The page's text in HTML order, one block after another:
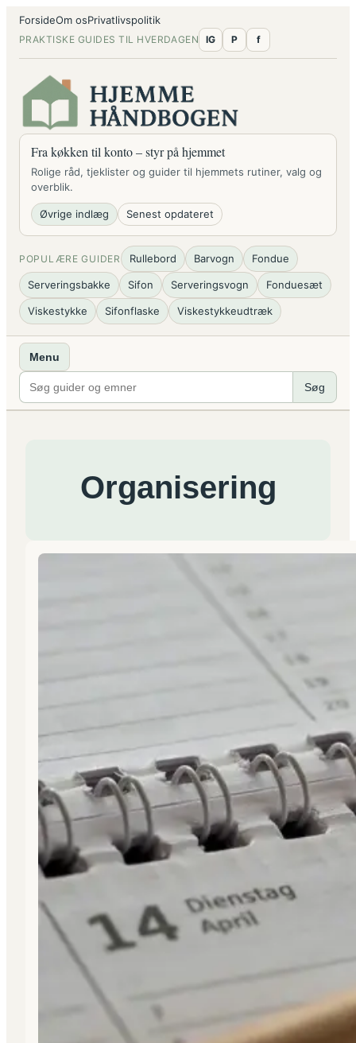
Spring
ForsideOm osPrivatlivspolitik
PRAKTISKE GUIDES TIL HVERDAGEN IG P f
Fra køkken til konto – styr på hjemmet
Rolige råd, tjeklister og guider til hjemmets rutiner, valg og
overblik.
Øvrige indlæg Senest opdateret
POPULÆRE GUIDER Rullebord Barvogn Fondue
Serveringsbakke Sifon Serveringsvogn Fonduesæt
Viskestykke Sifonflaske Viskestykkeudtræk
Menu
Søg
Organisering